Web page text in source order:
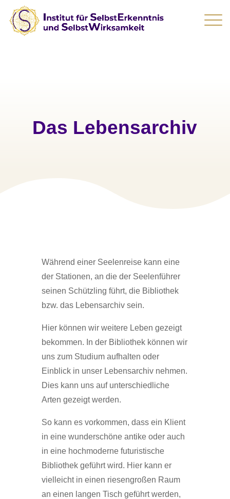
Das Lebensarchiv
Während einer Seelenreise kann eine
der Stationen, an die der Seelenführer
seinen Schützling führt, die Bibliothek
bzw. das Lebensarchiv sein.
Hier können wir weitere Leben gezeigt
bekommen. In der Bibliothek können wir
uns zum Studium aufhalten oder
Einblick in unser Lebensarchiv nehmen.
Dies kann uns auf unterschiedliche
Arten gezeigt werden.
So kann es vorkommen, dass ein Klient
in eine wunderschöne antike oder auch
in eine hochmoderne futuristische
Bibliothek geführt wird. Hier kann er
vielleicht in einen riesengroßen Raum
an einen langen Tisch geführt werden,